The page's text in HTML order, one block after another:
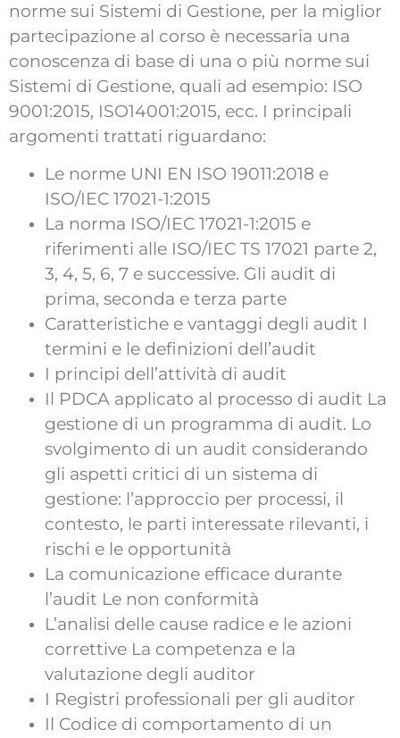
norme sui Sistemi di Gestione, per la miglior
partecipazione al corso è necessaria una
conoscenza di base di una o più norme sui
Sistemi di Gestione, quali ad esempio: ISO
9001:2015, ISO14001:2015, ecc. I principali
argomenti trattati riguardano:
Le norme UNI EN ISO 19011:2018 e
ISO/IEC 17021-1:2015
La norma ISO/IEC 17021-1:2015 e
riferimenti alle ISO/IEC TS 17021 parte 2,
3, 4, 5, 6, 7 e successive. Gli audit di
prima, seconda e terza parte
Caratteristiche e vantaggi degli audit I
termini e le definizioni dell’audit
I principi dell’attività di audit
Il PDCA applicato al processo di audit La
gestione di un programma di audit. Lo
svolgimento di un audit considerando
gli aspetti critici di un sistema di
gestione: l’approccio per processi, il
contesto, le parti interessate rilevanti, i
rischi e le opportunità
La comunicazione efficace durante
l’audit Le non conformità
L’analisi delle cause radice e le azioni
correttive La competenza e la
valutazione degli auditor
I Registri professionali per gli auditor
Il Codice di comportamento di un